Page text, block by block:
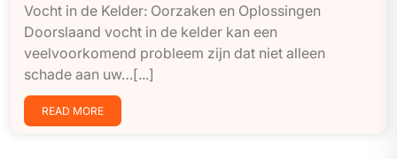
Vocht in de Kelder: Oorzaken en Oplossingen
Doorslaand vocht in de kelder kan een
veelvoorkomend probleem zijn dat niet alleen
schade aan uw…[...]
READ MORE